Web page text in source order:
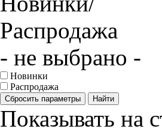
Распродажа
- не выбрано -
Новинки
Распродажа
Сбросить параметры Найти
Показывать на